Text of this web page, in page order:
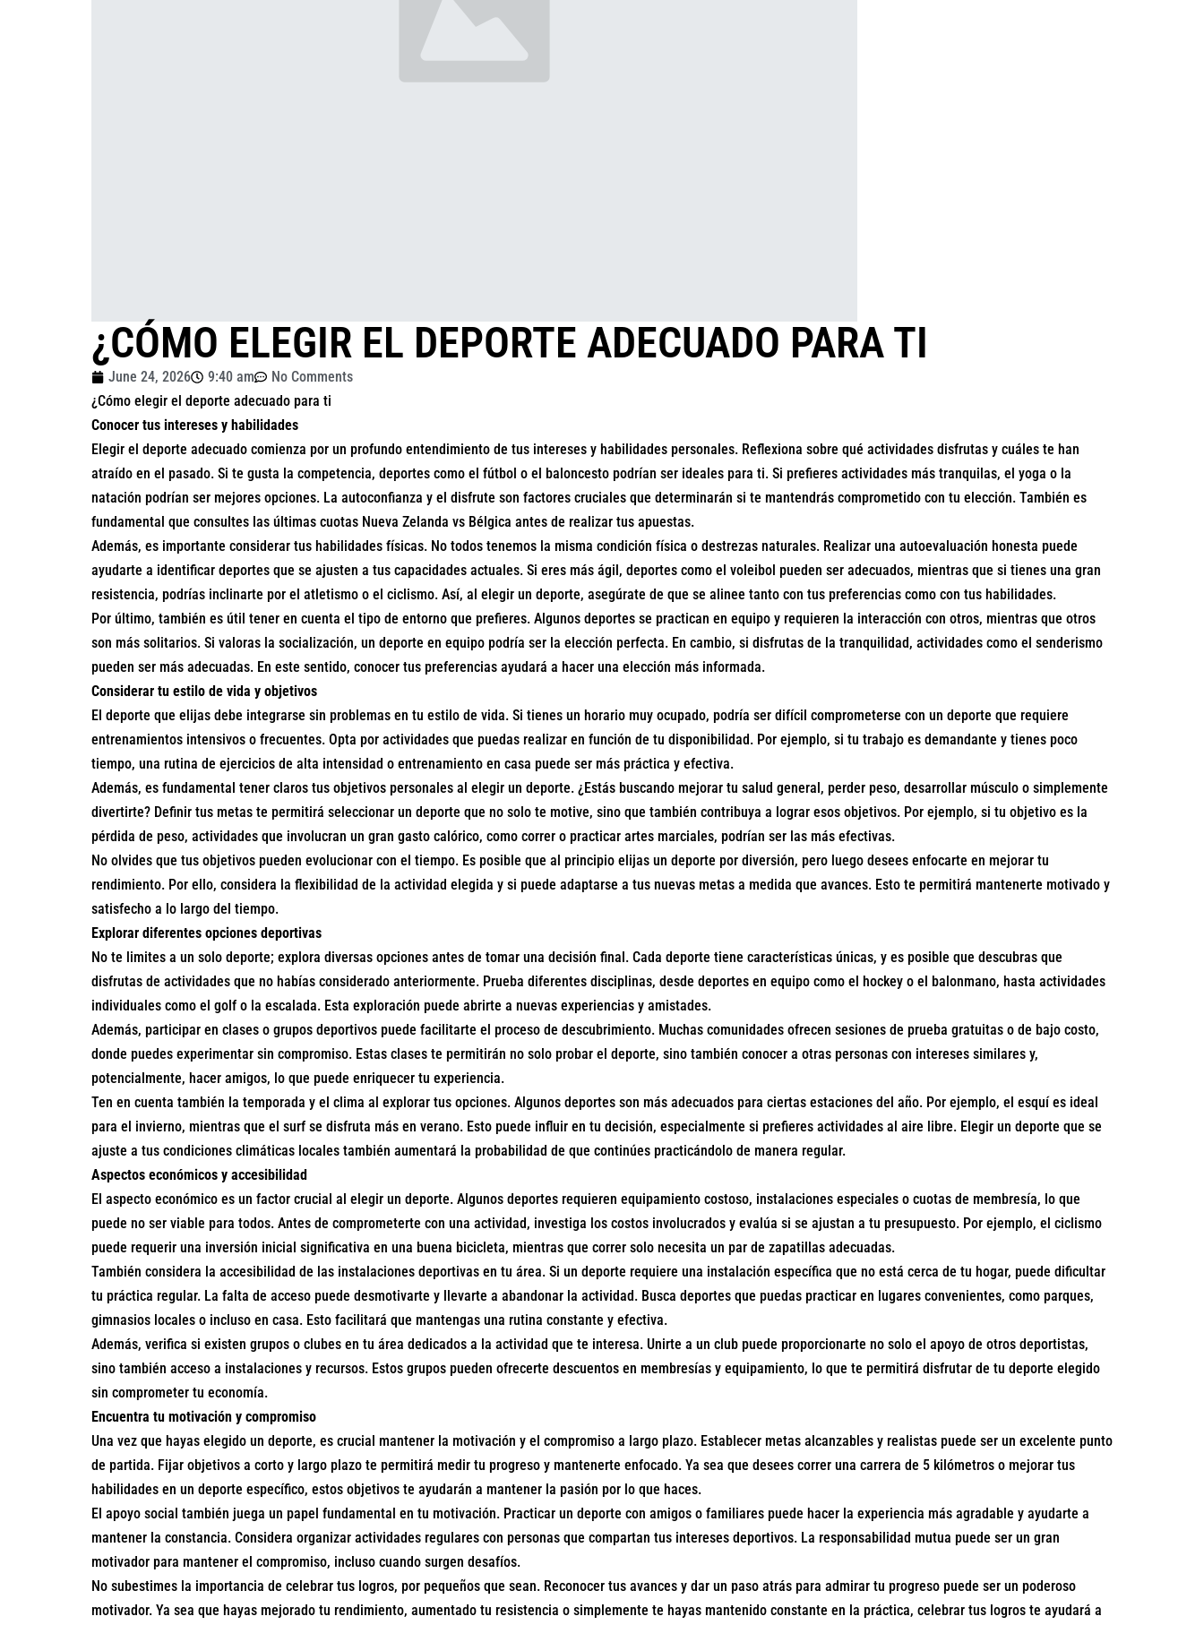
¿CÓMO ELEGIR EL DEPORTE ADECUADO PARA TI
June 24, 2026 9:40 am
No Comments
¿Cómo elegir el deporte adecuado para ti
Conocer tus intereses y habilidades
Elegir el deporte adecuado comienza por un profundo entendimiento de tus intereses y habilidades personales. Reflexiona sobre qué actividades disfrutas y cuáles te han
atraído en el pasado. Si te gusta la competencia, deportes como el fútbol o el baloncesto podrían ser ideales para ti. Si prefieres actividades más tranquilas, el yoga o la
natación podrían ser mejores opciones. La autoconfianza y el disfrute son factores cruciales que determinarán si te mantendrás comprometido con tu elección. También es
fundamental que consultes las últimas cuotas Nueva Zelanda vs Bélgica antes de realizar tus apuestas.
Además, es importante considerar tus habilidades físicas. No todos tenemos la misma condición física o destrezas naturales. Realizar una autoevaluación honesta puede
ayudarte a identificar deportes que se ajusten a tus capacidades actuales. Si eres más ágil, deportes como el voleibol pueden ser adecuados, mientras que si tienes una gran
resistencia, podrías inclinarte por el atletismo o el ciclismo. Así, al elegir un deporte, asegúrate de que se alinee tanto con tus preferencias como con tus habilidades.
Por último, también es útil tener en cuenta el tipo de entorno que prefieres. Algunos deportes se practican en equipo y requieren la interacción con otros, mientras que otros
son más solitarios. Si valoras la socialización, un deporte en equipo podría ser la elección perfecta. En cambio, si disfrutas de la tranquilidad, actividades como el senderismo
pueden ser más adecuadas. En este sentido, conocer tus preferencias ayudará a hacer una elección más informada.
Considerar tu estilo de vida y objetivos
El deporte que elijas debe integrarse sin problemas en tu estilo de vida. Si tienes un horario muy ocupado, podría ser difícil comprometerse con un deporte que requiere
entrenamientos intensivos o frecuentes. Opta por actividades que puedas realizar en función de tu disponibilidad. Por ejemplo, si tu trabajo es demandante y tienes poco
tiempo, una rutina de ejercicios de alta intensidad o entrenamiento en casa puede ser más práctica y efectiva.
Además, es fundamental tener claros tus objetivos personales al elegir un deporte. ¿Estás buscando mejorar tu salud general, perder peso, desarrollar músculo o simplemente
divertirte? Definir tus metas te permitirá seleccionar un deporte que no solo te motive, sino que también contribuya a lograr esos objetivos. Por ejemplo, si tu objetivo es la
pérdida de peso, actividades que involucran un gran gasto calórico, como correr o practicar artes marciales, podrían ser las más efectivas.
No olvides que tus objetivos pueden evolucionar con el tiempo. Es posible que al principio elijas un deporte por diversión, pero luego desees enfocarte en mejorar tu
rendimiento. Por ello, considera la flexibilidad de la actividad elegida y si puede adaptarse a tus nuevas metas a medida que avances. Esto te permitirá mantenerte motivado y
satisfecho a lo largo del tiempo.
Explorar diferentes opciones deportivas
No te limites a un solo deporte; explora diversas opciones antes de tomar una decisión final. Cada deporte tiene características únicas, y es posible que descubras que
disfrutas de actividades que no habías considerado anteriormente. Prueba diferentes disciplinas, desde deportes en equipo como el hockey o el balonmano, hasta actividades
individuales como el golf o la escalada. Esta exploración puede abrirte a nuevas experiencias y amistades.
Además, participar en clases o grupos deportivos puede facilitarte el proceso de descubrimiento. Muchas comunidades ofrecen sesiones de prueba gratuitas o de bajo costo,
donde puedes experimentar sin compromiso. Estas clases te permitirán no solo probar el deporte, sino también conocer a otras personas con intereses similares y,
potencialmente, hacer amigos, lo que puede enriquecer tu experiencia.
Ten en cuenta también la temporada y el clima al explorar tus opciones. Algunos deportes son más adecuados para ciertas estaciones del año. Por ejemplo, el esquí es ideal
para el invierno, mientras que el surf se disfruta más en verano. Esto puede influir en tu decisión, especialmente si prefieres actividades al aire libre. Elegir un deporte que se
ajuste a tus condiciones climáticas locales también aumentará la probabilidad de que continúes practicándolo de manera regular.
Aspectos económicos y accesibilidad
El aspecto económico es un factor crucial al elegir un deporte. Algunos deportes requieren equipamiento costoso, instalaciones especiales o cuotas de membresía, lo que
puede no ser viable para todos. Antes de comprometerte con una actividad, investiga los costos involucrados y evalúa si se ajustan a tu presupuesto. Por ejemplo, el ciclismo
puede requerir una inversión inicial significativa en una buena bicicleta, mientras que correr solo necesita un par de zapatillas adecuadas.
También considera la accesibilidad de las instalaciones deportivas en tu área. Si un deporte requiere una instalación específica que no está cerca de tu hogar, puede dificultar
tu práctica regular. La falta de acceso puede desmotivarte y llevarte a abandonar la actividad. Busca deportes que puedas practicar en lugares convenientes, como parques,
gimnasios locales o incluso en casa. Esto facilitará que mantengas una rutina constante y efectiva.
Además, verifica si existen grupos o clubes en tu área dedicados a la actividad que te interesa. Unirte a un club puede proporcionarte no solo el apoyo de otros deportistas,
sino también acceso a instalaciones y recursos. Estos grupos pueden ofrecerte descuentos en membresías y equipamiento, lo que te permitirá disfrutar de tu deporte elegido
sin comprometer tu economía.
Encuentra tu motivación y compromiso
Una vez que hayas elegido un deporte, es crucial mantener la motivación y el compromiso a largo plazo. Establecer metas alcanzables y realistas puede ser un excelente punto
de partida. Fijar objetivos a corto y largo plazo te permitirá medir tu progreso y mantenerte enfocado. Ya sea que desees correr una carrera de 5 kilómetros o mejorar tus
habilidades en un deporte específico, estos objetivos te ayudarán a mantener la pasión por lo que haces.
El apoyo social también juega un papel fundamental en tu motivación. Practicar un deporte con amigos o familiares puede hacer la experiencia más agradable y ayudarte a
mantener la constancia. Considera organizar actividades regulares con personas que compartan tus intereses deportivos. La responsabilidad mutua puede ser un gran
motivador para mantener el compromiso, incluso cuando surgen desafíos.
No subestimes la importancia de celebrar tus logros, por pequeños que sean. Reconocer tus avances y dar un paso atrás para admirar tu progreso puede ser un poderoso
motivador. Ya sea que hayas mejorado tu rendimiento, aumentado tu resistencia o simplemente te hayas mantenido constante en la práctica, celebrar tus logros te ayudará a